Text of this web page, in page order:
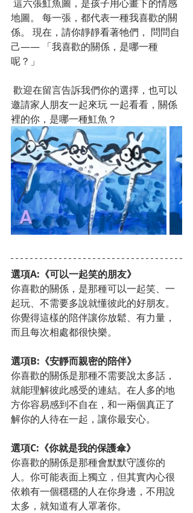
地圖。 每一張，都代表一種我喜歡的關
係。 現在，請你靜靜看著牠們， 問問自
己—— 「我喜歡的關係，是哪一種
呢？」
邀請家人朋友一起來玩 一起看看，關係
裡的你，是哪一種魟魚？
選項A:《可以一起笑的朋友》
你喜歡的關係，是那種可以一起笑、一
起玩、不需要多說就懂彼此的好朋友。
你覺得這樣的陪伴讓你放鬆、有力量，
而且每次相處都很快樂。
選項B:《安靜而親密的陪伴》
你喜歡的關係是那種不需要說太多話，
就能理解彼此感受的連結。在人多的地
方你容易感到不自在，和一兩個真正了
解你的人待在一起，讓你最安心。
選項C:《你就是我的保護傘》
你喜歡的關係是那種會默默守護你的
人。你可能表面上獨立，但其實內心很
依賴有一個穩穩的人在你身邊，不用說
太多，就知道有人罩著你。